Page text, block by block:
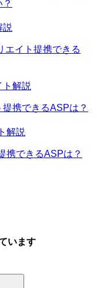
エイト提携できる
携できるASPは？
携できるASPは？
います